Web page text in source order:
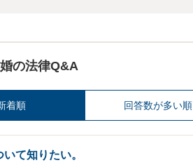
の法律Q&A
着順 回答数が多い順
て知りたい。